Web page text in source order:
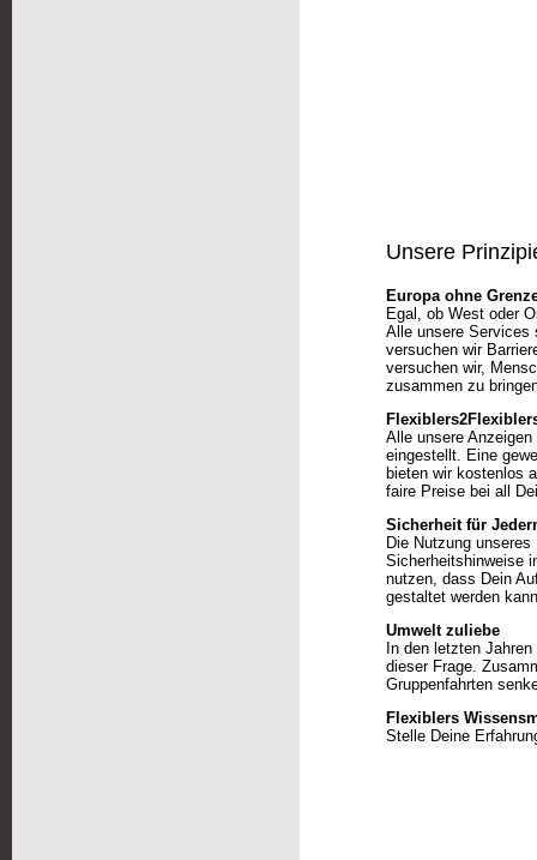
Unsere
Europa ohne
Egal, ob West oder
Alle unsere Services
versuchen wir
versuchen wir,
zusammen zu
Alle unsere
eingestellt. Eine
bieten wir kostenlos
faire Preise bei all
Sicherheit für
Die Nutzung
Sicherheitshinweise
nutzen, dass Dein
gestaltet werden
Umwelt zuliebe
In den letzten
dieser Frage.
Gruppenfahrten
Flexiblers
Stelle Deine